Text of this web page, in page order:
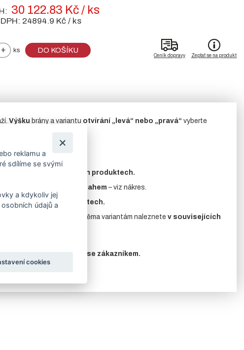
30 122.83 Kč / ks
24894.9 Kč / ks
+ ks DO KOŠÍKU
Ceník dopravy Zeptat se na produkt
Výšku brány a variantu otvírání „levá“ nebo „pravá“ vyberte
v souvisejících produktech.
bez přesahu, nebo s přesahem – viz nákres.
v souvisejících produktech.
ručně. k oběma variantám naleznete v souvisejících
předem konzultovány se zákazníkem.
reklamu a
sdílíme se svými
a kdykoliv jej
údajů a
cookies